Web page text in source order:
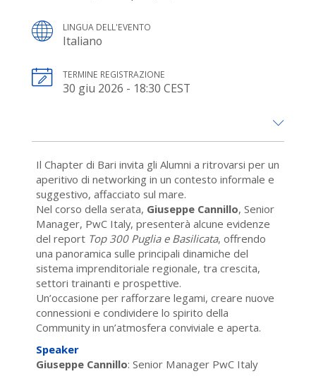
LINGUA DELL'EVENTO
Italiano
TERMINE REGISTRAZIONE
30 giu 2026 - 18:30 CEST
Il Chapter di Bari invita gli Alumni a ritrovarsi per un
aperitivo di networking in un contesto informale e
suggestivo, affacciato sul mare.
Nel corso della serata, Giuseppe Cannillo, Senior
Manager, PwC Italy, presenterà alcune evidenze
del report Top 300 Puglia e Basilicata, offrendo
una panoramica sulle principali dinamiche del
sistema imprenditoriale regionale, tra crescita,
settori trainanti e prospettive.
Un’occasione per rafforzare legami, creare nuove
connessioni e condividere lo spirito della
Community in un’atmosfera conviviale e aperta.
Speaker
Giuseppe Cannillo: Senior Manager PwC Italy